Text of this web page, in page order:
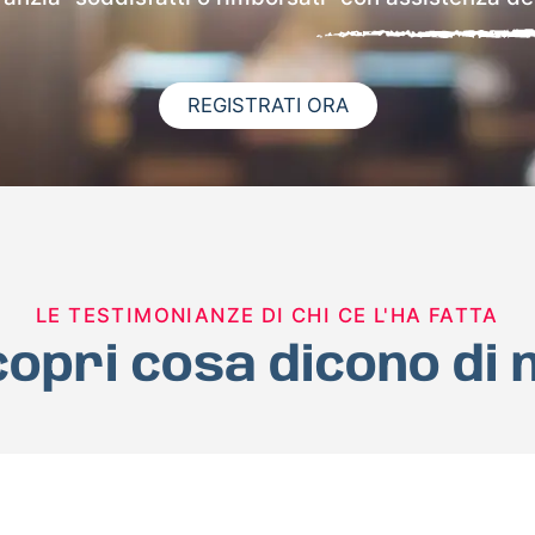
REGISTRATI ORA
LE TESTIMONIANZE DI CHI CE L'HA FATTA
cosa dicono di